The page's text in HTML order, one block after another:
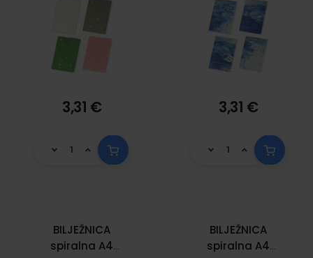
3,31 € 3,31 €
BILJEŽNICA
spiralna A4
BILJEŽNICA
spiralna A4